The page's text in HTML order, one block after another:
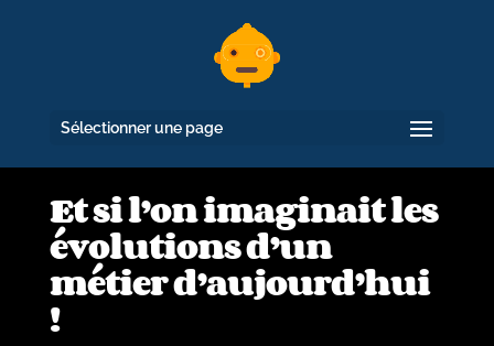
Sélectionner une page
Et si l’on imaginait les
évolutions d’un
métier d’aujourd’hui
!